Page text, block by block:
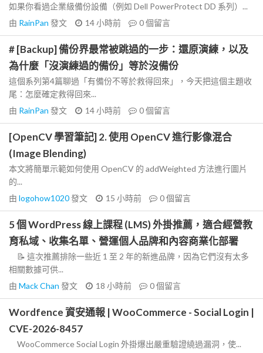
如果你看過企業級備份設備（例如 Dell PowerProtect DD 系列）...
由 RainPan 發文 14 小時前 0個留言
# [Backup] 備份界最常被跳過的一步：還原演練，以及
為什麼「沒演練過的備份」等於沒備份
這個系列第4篇聊過「有備份不等於救得回來」，今天把這個主題收
尾：怎麼確定救得回來...
由 RainPan 發文 14 小時前 0個留言
[OpenCV 學習筆記] 2. 使用 OpenCV 進行影像混合
(Image Blending)
本文將簡單示範如何使用 OpenCV 的 addWeighted 方法進行圖片
的...
由 logohow1020發文 15 小時前 0個留言
5 個 WordPress 線上課程 (LMS) 外掛推薦，適合經營教
育私域、收集名單、營運個人品牌和內容商業化部署
📝 這次推薦排除一些近 1 至 2 年的新進品牌，因為它們沒有太多
相關數據可供...
由 Mack Chan 發文 18 小時前 0個留言
Wordfence 資安通報 | WooCommerce - Social Login |
CVE-2026-8457
WooCommerce Social Login 外掛爆出嚴重驗證繞過漏洞，使...